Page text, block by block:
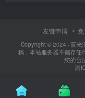
友链申请
Copyright © 2024 · 蓝光
稿，本站服务器不储存任
您的合
渝